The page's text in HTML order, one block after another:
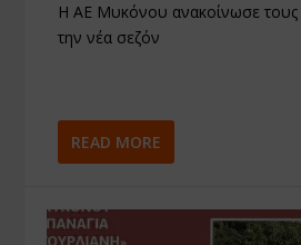
Η ΑΕ Μυκόνου ανακοίνωσε τους
την νέα σεζόν
READ MORE